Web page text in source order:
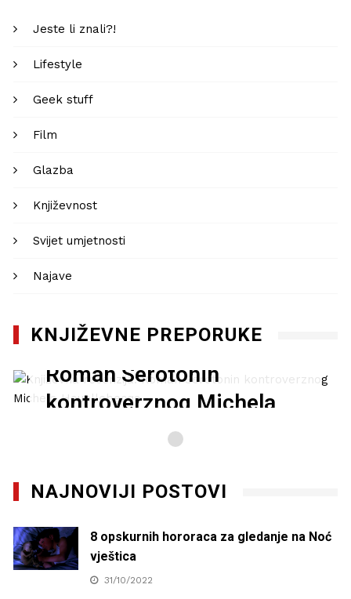
Jeste li znali?!
Lifestyle
Geek stuff
Film
Glazba
Književnost
Svijet umjetnosti
Najave
KNJIŽEVNE PREPORUKE
Književna recenzija:
Roman Serotonin
kontroverznog Michela
Houellebecqa
NAJNOVIJI POSTOVI
8 opskurnih hororaca za gledanje na Noć
vještica
31/10/2022